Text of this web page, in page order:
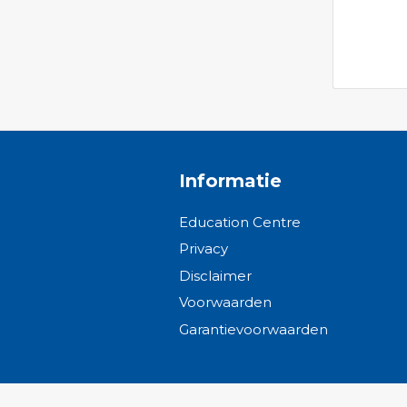
Informatie
Education Centre
Privacy
Disclaimer
Voorwaarden
Garantievoorwaarden